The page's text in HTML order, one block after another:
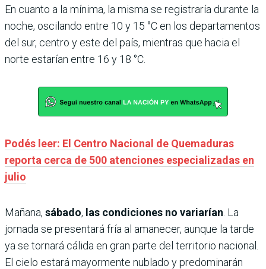
En cuanto a la mínima, la misma se registraría durante la
noche, oscilando entre 10 y 15 °C en los departamentos
del sur, centro y este del país, mientras que hacia el
norte estarían entre 16 y 18 °C.
Podés leer: El Centro Nacional de Quemaduras
reporta cerca de 500 atenciones especializadas en
julio
Mañana, sábado, las condiciones no variarían . La
jornada se presentará fría al amanecer, aunque la tarde
ya se tornará cálida en gran parte del territorio nacional.
El cielo estará mayormente nublado y predominarán